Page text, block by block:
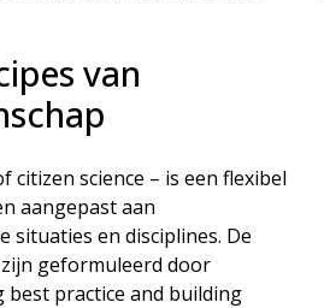
van
citizen science – is een flexibel
aangepast aan
situaties en disciplines. De
geformuleerd door
best practice and building